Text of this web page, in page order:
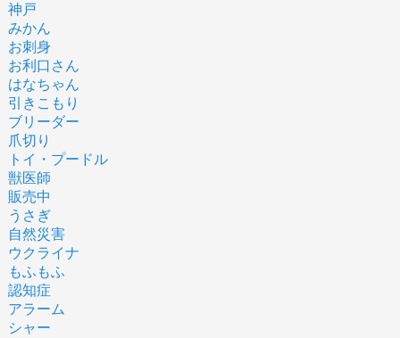
神戸
みかん
お刺身
お利口さん
はなちゃん
引きこもり
ブリーダー
爪切り
トイ・プードル
獣医師
販売中
うさぎ
自然災害
ウクライナ
もふもふ
認知症
アラーム
シャー